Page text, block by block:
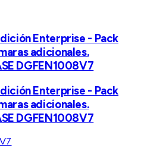
Enterprise - Pack
adicionales.
DGFEN1008V7
Enterprise - Pack
adicionales.
DGFEN1008V7